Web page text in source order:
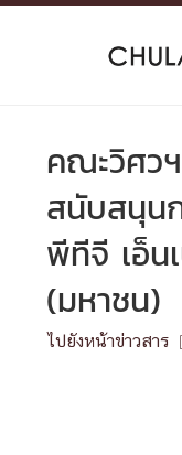
Skip
คณะวิศว
สนับสนุน
พีทีจี เอ็น
(มหาชน)
ไปยังหน้าข่าวสาร